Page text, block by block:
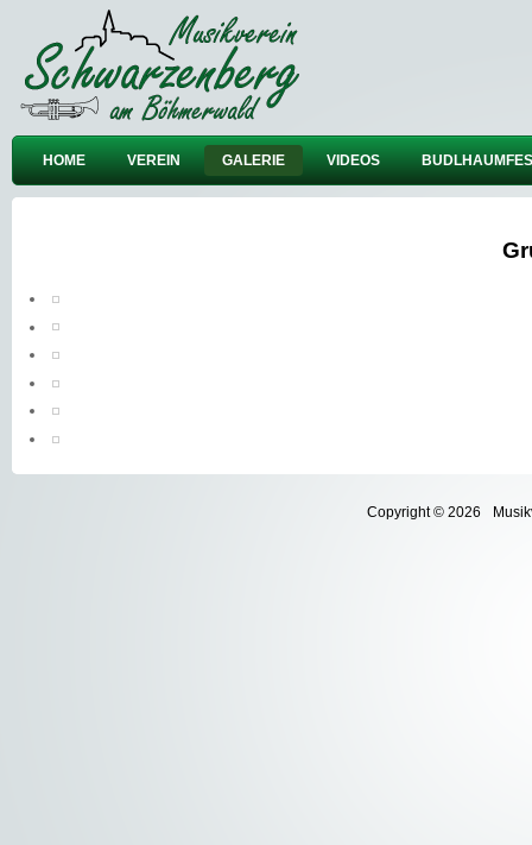
HOME VEREIN GALERIE VIDEOS
Copyright © 2026